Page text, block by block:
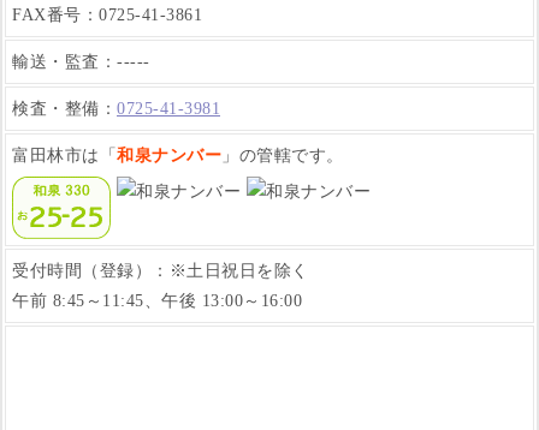
FAX番号：0725-41-3861
輸送・監査：-----
検査・整備： 0725-41-3981
富田林市は「 和泉ナンバー 」の管轄です。
受付時間（登録）：※土日祝日を除く
午前 8:45～11:45、午後 13:00～16:00